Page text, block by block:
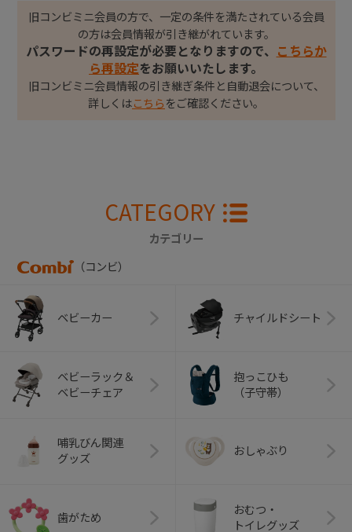
旧コンビミニ会員の方で、一定の条件を満たされている会員
の方は会員情報が引き継がれています。
パスワードの再設定が必要となりますので、
こちらか
ら再設定をお願いいたします。
旧コンビミニ会員情報の引き継ぎ条件と自動退会について、
詳しくはこちら をご確認ください。
CATEGORY
カテゴリー
（コンビ）
ベビーカー チャイルドシート
ベビーラック＆
ベビーチェア
抱っこひも
（子守帯）
哺乳びん関連
グッズ
おしゃぶり
歯がため
おむつ・
トイレグッズ